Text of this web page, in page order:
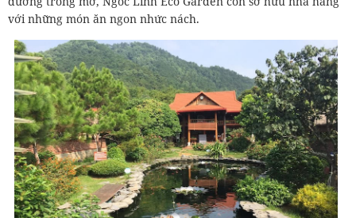
với những món ăn ngon nhức nách.